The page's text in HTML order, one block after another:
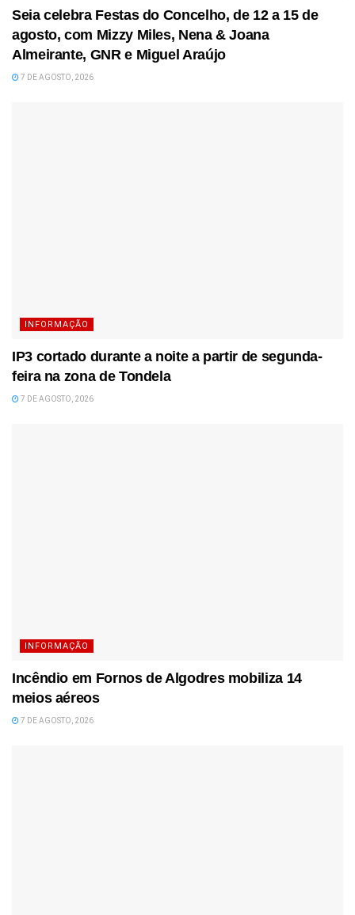
Seia celebra Festas do Concelho, de 12 a 15 de
agosto, com Mizzy Miles, Nena & Joana
Almeirante, GNR e Miguel Araújo
7 DE AGOSTO, 2026
INFORMAÇÃO
IP3 cortado durante a noite a partir de segunda-
feira na zona de Tondela
7 DE AGOSTO, 2026
INFORMAÇÃO
Incêndio em Fornos de Algodres mobiliza 14
meios aéreos
7 DE AGOSTO, 2026